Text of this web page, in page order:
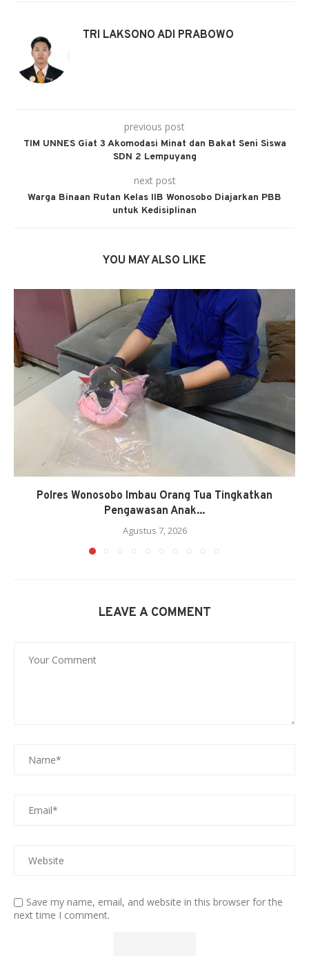
TRI LAKSONO ADI PRABOWO
previous post
TIM UNNES Giat 3 Akomodasi Minat dan Bakat Seni Siswa
SDN 2 Lempuyang
next post
Warga Binaan Rutan Kelas IIB Wonosobo Diajarkan PBB
untuk Kedisiplinan
YOU MAY ALSO LIKE
Polres Wonosobo Imbau Orang Tua Tingkatkan
Pengawasan Anak...
Agustus 7, 2026
LEAVE A COMMENT
Save my name, email, and website in this browser for the
next time I comment.